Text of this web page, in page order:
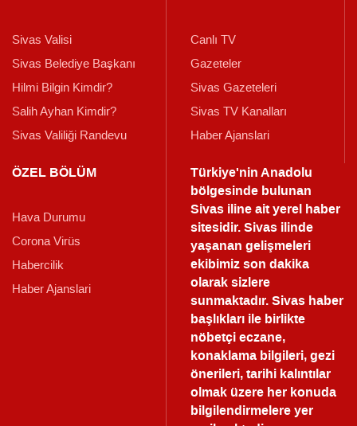
Sivas Valisi
Sivas Belediye Başkanı
Hilmi Bilgin Kimdir?
Salih Ayhan Kimdir?
Sivas Valiliği Randevu
Canlı TV
Gazeteler
Sivas Gazeteleri
Sivas TV Kanalları
Haber Ajanslari
ÖZEL BÖLÜM
Hava Durumu
Corona Virüs
Habercilik
Haber Ajanslari
Türkiye'nin Anadolu
bölgesinde bulunan
Sivas iline ait yerel haber
sitesidir. Sivas ilinde
yaşanan gelişmeleri
ekibimiz son dakika
olarak sizlere
sunmaktadır.Sivas haber
başlıkları ile birlikte
nöbetçi eczane,
konaklama bilgileri, gezi
önerileri, tarihi kalıntılar
olmak üzere her konuda
bilgilendirmelere yer